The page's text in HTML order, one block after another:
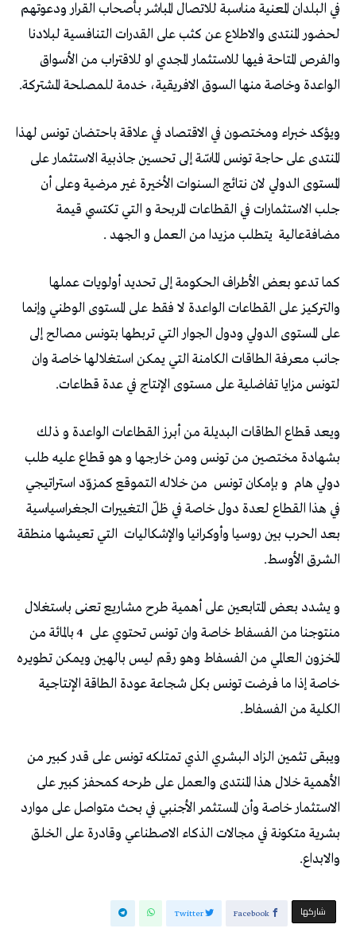
في البلدان المعنية مناسبة للاتصال المباشر بأصحاب القرار ودعوتهم
لحضور المنتدى والاطلاع عن كثب على القدرات التنافسية لبلادنا
والفرص المتاحة فيها للاستثمار المجدي او للاقتراب من الأسواق
الواعدة وخاصة منها السوق الافريقية، خدمة للمصلحة المشتركة.
ويؤكد خبراء ومختصون في الاقتصاد في علاقة باحتضان تونس لهذا
المنتدى على حاجة تونس الماسّة إلى تحسين جاذبية الاستثمار على
المستوى الدولي لان نتائج السنوات الأخيرة غير مرضية وعلى أن
جلب الاستثمارات في القطاعات المربحة و التي تكتسي قيمة
مضافةعالية يتطلب مزيدا من العمل و الجهد .
كما تدعو بعض الأطراف الحكومة إلى تحديد أولويات عملها
والتركيز على القطاعات الواعدة لا فقط على المستوى الوطني وإنما
على المستوى الدولي ودول الجوار التي تربطها بتونس مصالح إلى
جانب معرفة الطاقات الكامنة التي يمكن استغلالها خاصة وان
لتونس مزايا تفاضلية على مستوى الإنتاج في عدة قطاعات.
ويعد قطاع الطاقات البديلة من أبرز القطاعات الواعدة و ذلك
بشهادة مختصين من تونس ومن خارجها و هو قطاع عليه طلب
دولي هام و بإمكان تونس من خلاله التموقع كمزوّد استراتيجي
في هذا القطاع لعدة دول خاصة في ظلّ التغييرات الجغراسياسية
بعد الحرب بين روسيا وأوكرانيا والإشكاليات التي تعيشها منطقة
الشرق الأوسط.
و يشدد بعض المتابعين على أهمية طرح مشاريع تعنى باستغلال
منتوجنا من الفسفاط خاصة وان تونس تحتوي على 4 بالمائة من
المخزون العالمي من الفسفاط وهو رقم ليس بالهين ويمكن تطويره
خاصة إذا ما فرضت تونس بكل شجاعة عودة الطاقة الإنتاجية
الكلية من الفسفاط.
ويبقى تثمين الزاد البشري الذي تمتلكه تونس على قدر كبير من
الأهمية خلال هذا المنتدى والعمل على طرحه كمحفز كبير على
الاستثمار خاصة وأن المستثمر الأجنبي في بحث متواصل على موارد
بشرية متكونة في مجالات الذكاء الاصطناعي وقادرة على الخلق
والابداع.
‫‫ شاركها‬ Facebook
Twitter